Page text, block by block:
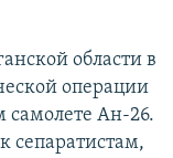
области в
операции
самолете Ан-26.
сепаратистам,